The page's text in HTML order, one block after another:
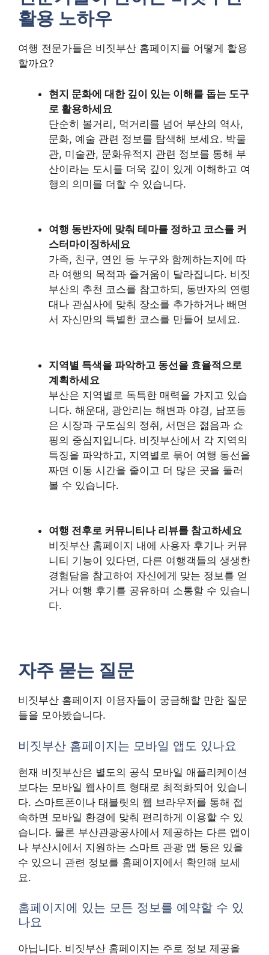
활용 노하우
여행 전문가들은 비짓부산 홈페이지를 어떻게 활용
할까요?
현지 문화에 대한 깊이 있는 이해를 돕는 도구
로 활용하세요
단순히 볼거리, 먹거리를 넘어 부산의 역사,
문화, 예술 관련 정보를 탐색해 보세요. 박물
관, 미술관, 문화유적지 관련 정보를 통해 부
산이라는 도시를 더욱 깊이 있게 이해하고 여
행의 의미를 더할 수 있습니다.
여행 동반자에 맞춰 테마를 정하고 코스를 커
스터마이징하세요
가족, 친구, 연인 등 누구와 함께하는지에 따
라 여행의 목적과 즐거움이 달라집니다. 비짓
부산의 추천 코스를 참고하되, 동반자의 연령
대나 관심사에 맞춰 장소를 추가하거나 빼면
서 자신만의 특별한 코스를 만들어 보세요.
지역별 특색을 파악하고 동선을 효율적으로
계획하세요
부산은 지역별로 독특한 매력을 가지고 있습
니다. 해운대, 광안리는 해변과 야경, 남포동
은 시장과 구도심의 정취, 서면은 젊음과 쇼
핑의 중심지입니다. 비짓부산에서 각 지역의
특징을 파악하고, 지역별로 묶어 여행 동선을
짜면 이동 시간을 줄이고 더 많은 곳을 둘러
볼 수 있습니다.
여행 전후로 커뮤니티나 리뷰를 참고하세요
비짓부산 홈페이지 내에 사용자 후기나 커뮤
니티 기능이 있다면, 다른 여행객들의 생생한
경험담을 참고하여 자신에게 맞는 정보를 얻
거나 여행 후기를 공유하며 소통할 수 있습니
다.
자주 묻는 질문
비짓부산 홈페이지 이용자들이 궁금해할 만한 질문
들을 모아봤습니다.
비짓부산 홈페이지는 모바일 앱도 있나요
현재 비짓부산은 별도의 공식 모바일 애플리케이션
보다는 모바일 웹사이트 형태로 최적화되어 있습니
다. 스마트폰이나 태블릿의 웹 브라우저를 통해 접
속하면 모바일 환경에 맞춰 편리하게 이용할 수 있
습니다. 물론 부산관광공사에서 제공하는 다른 앱이
나 부산시에서 지원하는 스마트 관광 앱 등은 있을
수 있으니 관련 정보를 홈페이지에서 확인해 보세
요.
홈페이지에 있는 모든 정보를 예약할 수 있
나요
아닙니다. 비짓부산 홈페이지는 주로 정보 제공을